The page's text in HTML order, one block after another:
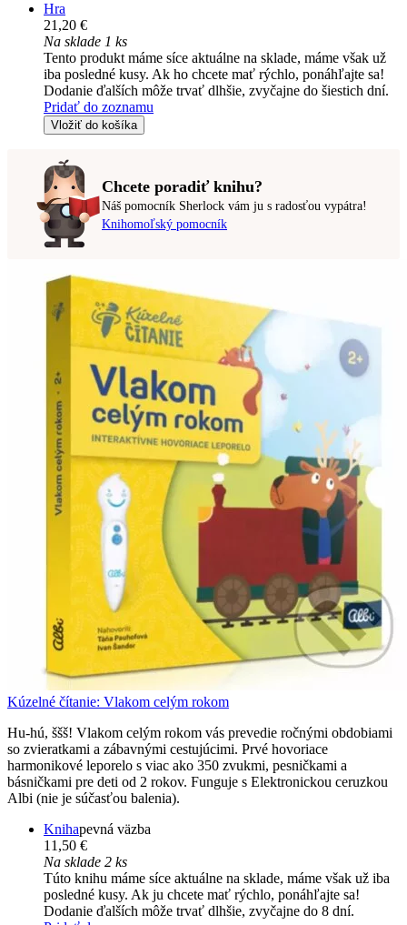
Hra
21,20 €
Na sklade 1 ks
Tento produkt máme síce aktuálne na sklade, máme však už
iba posledné kusy. Ak ho chcete mať rýchlo, ponáhľajte sa!
Dodanie ďalších môže trvať dlhšie, zvyčajne do šiestich dní.
Pridať do zoznamu
Vložiť do košíka
Chcete poradiť knihu?
Náš pomocník Sherlock vám ju s radosťou vypátra!
Knihomoľský pomocník
Kúzelné čítanie: Vlakom celým rokom
Hu-hú, ššš! Vlakom celým rokom vás prevedie ročnými obdobiami
so zvieratkami a zábavnými cestujúcimi. Prvé hovoriace
harmonikové leporelo s viac ako 350 zvukmi, pesničkami a
básničkami pre deti od 2 rokov. Funguje s Elektronickou ceruzkou
Albi (nie je súčasťou balenia).
Knihapevná väzba
11,50 €
Na sklade 2 ks
Túto knihu máme síce aktuálne na sklade, máme však už iba
posledné kusy. Ak ju chcete mať rýchlo, ponáhľajte sa!
Dodanie ďalších môže trvať dlhšie, zvyčajne do 8 dní.